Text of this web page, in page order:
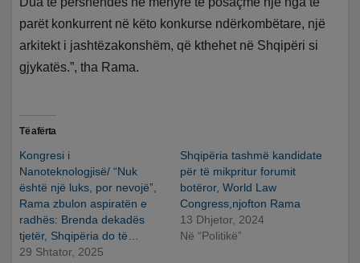
parët konkurrent në këto konkurse ndërkombëtare, një
arkitekt i jashtëzakonshëm, që kthehet në Shqipëri si
gjykatës.”, tha Rama.
Të afërta
Kongresi i
Nanoteknologjisë/ “Nuk
është një luks, por nevojë”,
Rama zbulon aspiratën e
radhës: Brenda dekadës
tjetër, Shqipëria do të…
29 Shtator, 2025
Shqipëria tashmë kandidate
për të mikpritur forumit
botëror, World Law
Congress,njofton Rama
13 Dhjetor, 2024
Në “Politikë”